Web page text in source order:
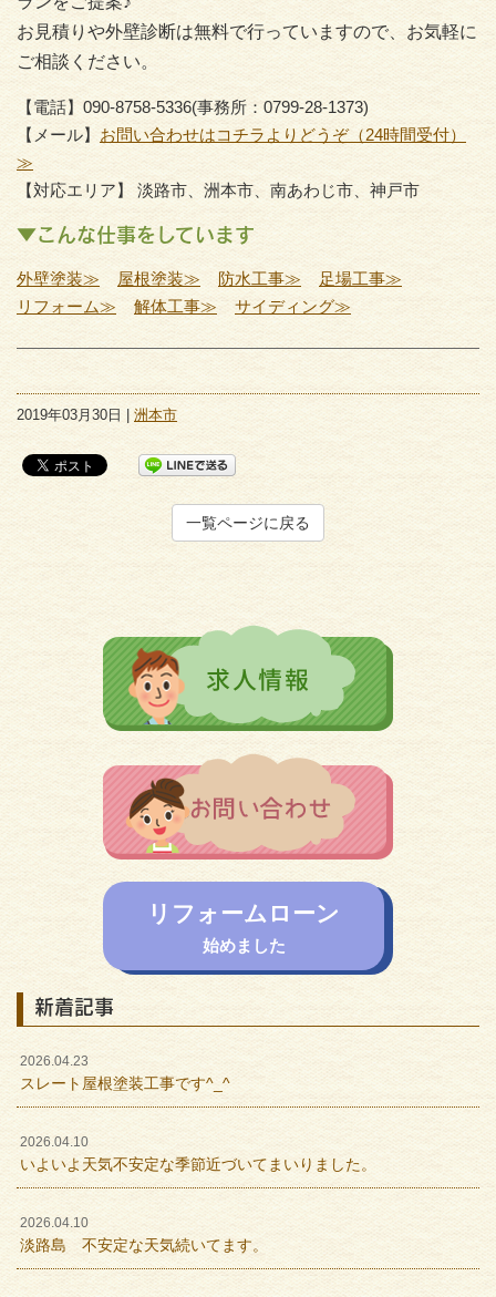
お見積りや外壁診断は無料で行っていますので、お気軽に
ご相談ください。
【電話】090-8758-5336(事務所：0799-28-1373)
【メール】 お問い合わせはコチラよりどうぞ（24時間受付）
≫
【対応エリア】 淡路市、洲本市、南あわじ市、神戸市
▼こんな仕事をしています
外壁塗装≫ 屋根塗装≫ 防水工事≫
足場工事≫
リフォーム≫
解体工事≫ サイディング≫
2019年03月30日 | 洲本市
一覧ページに戻る
リフォームローン
始めました
新着記事
2026.04.23
スレート屋根塗装工事です^_^
2026.04.10
いよいよ天気不安定な季節近づいてまいりました。
2026.04.10
淡路島 不安定な天気続いてます。